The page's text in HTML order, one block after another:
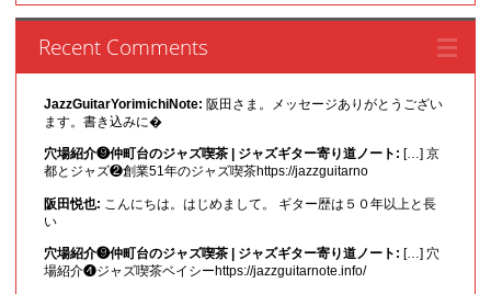
Recent Comments
JazzGuitarYorimichiNote: 阪田さま。メッセージありがとうござい
ます。書き込みに�
穴場紹介❾仲町台のジャズ喫茶 | ジャズギター寄り道ノート: […] 京
都とジャズ❷創業51年のジャズ喫茶https://jazzguitarno
阪田悦也: こんにちは。はじめまして。 ギター歴は５０年以上と長
い
穴場紹介❾仲町台のジャズ喫茶 | ジャズギター寄り道ノート: […] 穴
場紹介❹ジャズ喫茶ベイシーhttps://jazzguitarnote.info/